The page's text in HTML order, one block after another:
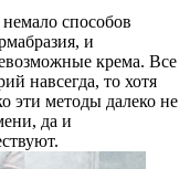
способов
и
крема. Все
навсегда, то хотя
эти методы далеко не
да и